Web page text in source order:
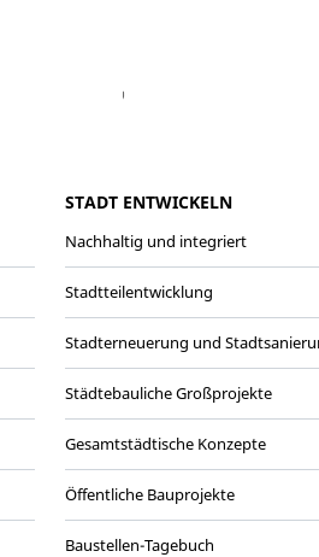
LinkedIn
STADT ENTWICKELN
Nachhaltig und integriert
Stadtteilentwicklung
Stadterneuerung und
Städtebauliche Großprojekte
Gesamtstädtische Konzepte
Öffentliche Bauprojekte
Baustellen-Tagebuch